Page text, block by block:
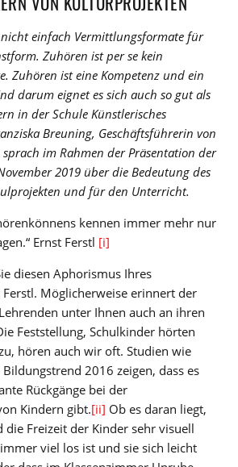
einfach Vermittlungsformate für
Zuhören ist per se kein
Zuhören ist eine Kompetenz und ein
darum eignet es sich auch so gut als
in der Schule Künstlerisches
Breuning, Geschäftsführerin von
sprach im Rahmen der Präsentation der
2019 über die Bedeutung des
und für den Unterricht.
kennen immer mehr nur
Ernst Ferstl [i]
diesen Aphorismus Ihres
Ferstl. Möglicherweise erinnert der
unter Ihnen auch an ihren
Feststellung, Schulkinder hörten
hören auch wir oft. Studien wie
2016 zeigen, dass es
Rückgänge bei der
Kindern gibt.[ii] Ob es daran liegt,
die Freizeit der Kinder sehr visuell
viel los ist und sie sich leicht